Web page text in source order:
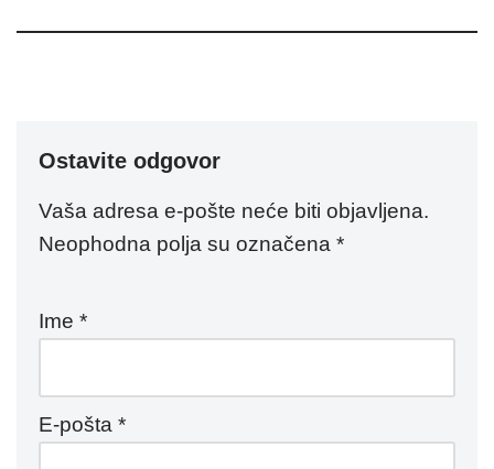
Ostavite odgovor
Vaša adresa e-pošte neće biti objavljena.
Neophodna polja su označena *
Ime *
E-pošta *